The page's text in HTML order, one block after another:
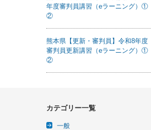
年度審判員講習（eラーニング）①
②
熊本県【更新・審判員】令和8年度
審判員更新講習（eラーニング）①
②
カテゴリー一覧
一般